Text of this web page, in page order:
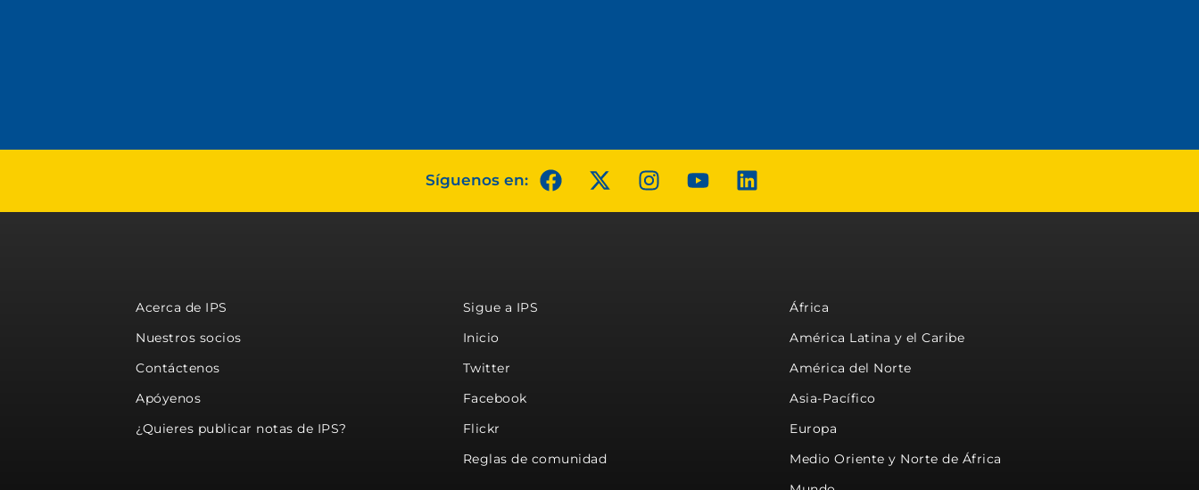
Síguenos en:
Acerca de IPS
Nuestros socios
Contáctenos
Apóyenos
¿Quieres publicar notas de IPS?
Sigue a IPS
Inicio
Twitter
Facebook
Flickr
Reglas de comunidad
África
América Latina y el Caribe
América del Norte
Asia-Pacífico
Europa
Medio Oriente y Norte de África